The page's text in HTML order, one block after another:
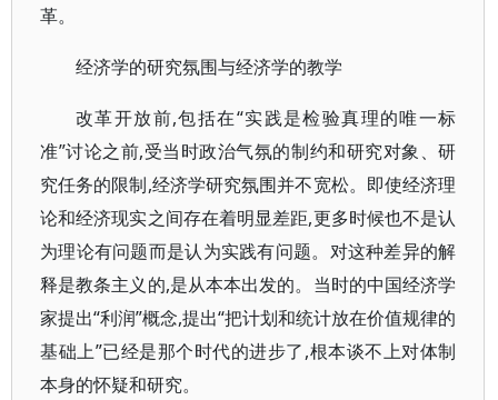
革。
经济学的研究氛围与经济学的教学
改革开放前,包括在“实践是检验真理的唯一标
准”讨论之前,受当时政治气氛的制约和研究对象、研
究任务的限制,经济学研究氛围并不宽松。即使经济理
论和经济现实之间存在着明显差距,更多时候也不是认
为理论有问题而是认为实践有问题。对这种差异的解
释是教条主义的,是从本本出发的。当时的中国经济学
家提出“利润”概念,提出“把计划和统计放在价值规律的
基础上”已经是那个时代的进步了,根本谈不上对体制
本身的怀疑和研究。